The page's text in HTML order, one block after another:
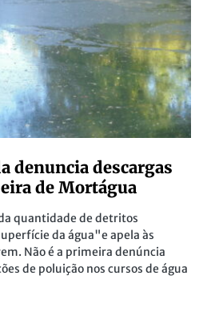
denuncia descargas
de Mortágua
quantidade de detritos
da água"e apela às
Não é a primeira denúncia
de poluição nos cursos de água